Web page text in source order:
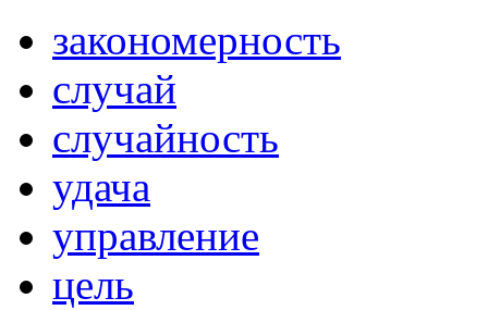
закономерность
случай
случайность
удача
управление
цель